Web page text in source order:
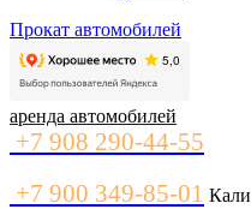
Прокат автомобилей
аренда автомобилей
+7 908 290-44-55
+7 900 349-85-01